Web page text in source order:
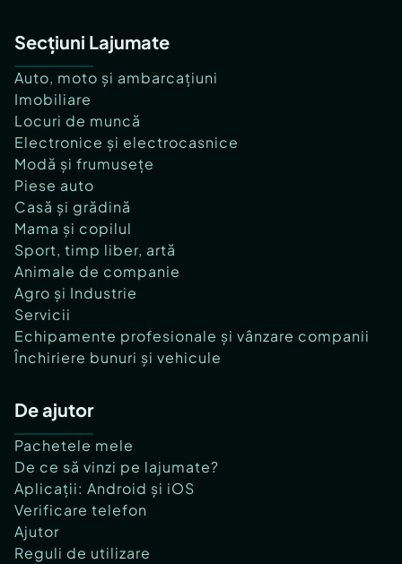
Secțiuni Lajumate
Auto, moto și ambarcațiuni
Imobiliare
Locuri de muncă
Electronice și electrocasnice
Modă și frumusețe
Piese auto
Casă și grădină
Mama și copilul
Sport, timp liber, artă
Animale de companie
Agro și Industrie
Servicii
Echipamente profesionale și vânzare companii
Închiriere bunuri și vehicule
De ajutor
Pachetele mele
De ce să vinzi pe lajumate?
Aplicații: Android și iOS
Verificare telefon
Ajutor
Reguli de utilizare